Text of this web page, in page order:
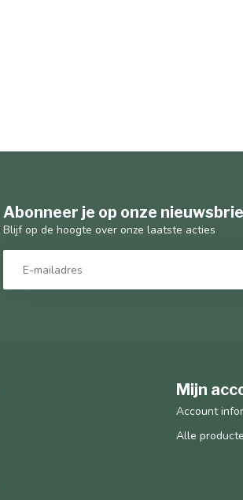
Abonneer je op onze
Blijf op de hoogte over onze laatste acties
Mijn
Account
Alle